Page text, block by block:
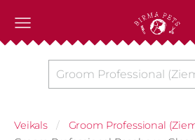
Groom Professional
Veikals
Groom Professional